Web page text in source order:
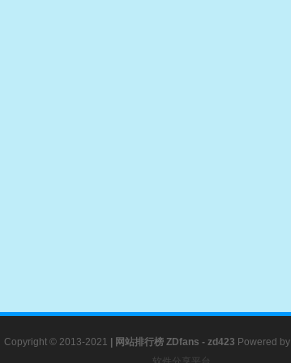
Copyright © 2013-2021 网站排行榜ZDfans - zd423 Powered by